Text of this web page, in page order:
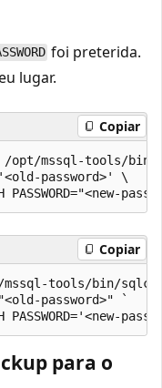
foi preterida.
lugar.
Copiar
opt/mssql-tools/bin/
password>' \
Copiar
tools/bin/
password>" `
para o